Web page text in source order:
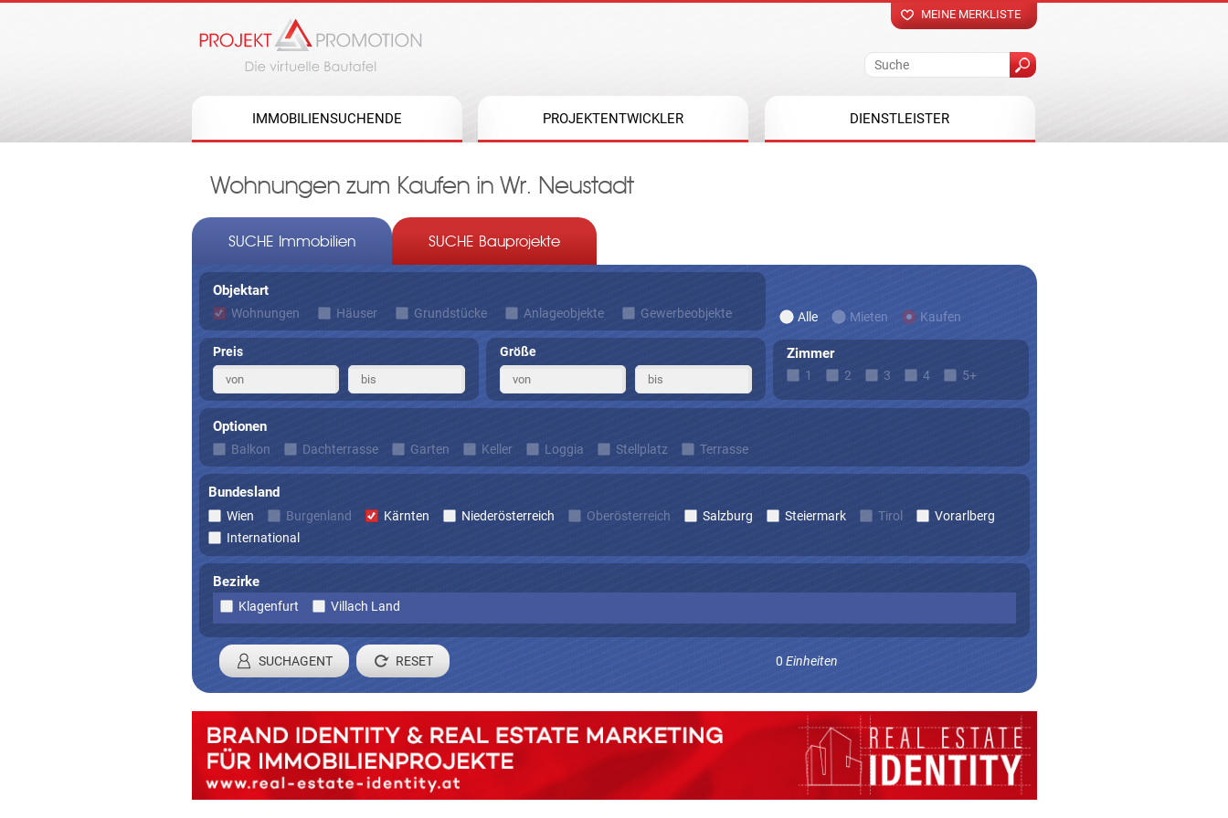
MEINE MERKLISTE
IMMOBILIENSUCHENDE PROJEKTENTWICKLER DIENSTLEISTER
Wohnungen zum Kaufen in Wr. Neustadt
SUCHE Immobilien SUCHE Bauprojekte
Objektart
Wohnungen Häuser Grundstücke Anlageobjekte Gewerbeobjekte Alle Mieten Kaufen
Preis Größe Zimmer
1 2 3 4 5+
Optionen
Balkon Dachterrasse Garten Keller Loggia Stellplatz Terrasse
Bundesland
Wien Burgenland Kärnten Niederösterreich Oberösterreich Salzburg Steiermark Tirol
Vorarlberg
International
Bezirke
Klagenfurt Villach Land
0 Einheiten
SUCHAGENT
Registrieren Sie sich um laufend Angebote die zu Ihren Suchkriterien passen zu erhalten.